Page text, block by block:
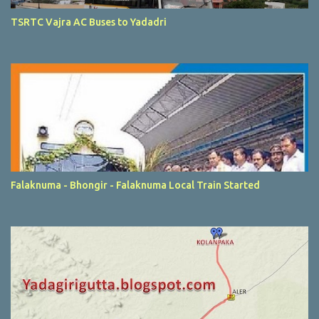
TSRTC Vajra AC Buses to Yadadri
Falaknuma - Bhongir - Falaknuma Local Train Started